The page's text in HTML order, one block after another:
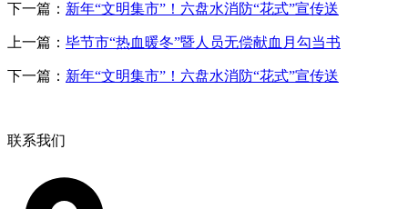
下一篇： 新年“文明集市”！六盘水消防“花式”宣传送
上一篇： 毕节市“热血暖冬”暨人员无偿献血月勾当书
下一篇： 新年“文明集市”！六盘水消防“花式”宣传送
联系我们